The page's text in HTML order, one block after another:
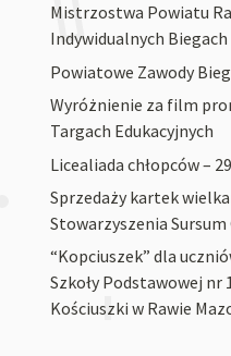
Mistrzostwa Powiatu
Indywidualnych Biegach
Powiatowe Zawody
Wyróżnienie za film
Targach Edukacyjnych
Licealiada chłopców –
Sprzedaży kartek
Stowarzyszenia Sursum
“Kopciuszek” dla
Szkoły Podstawowej nr
Kościuszki w Rawie